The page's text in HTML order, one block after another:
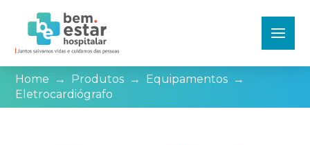
Home → Produtos → Equipamentos →
Eletrocardiógrafo